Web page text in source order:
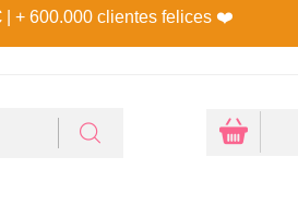
| + 600.000 clientes felices ❤️